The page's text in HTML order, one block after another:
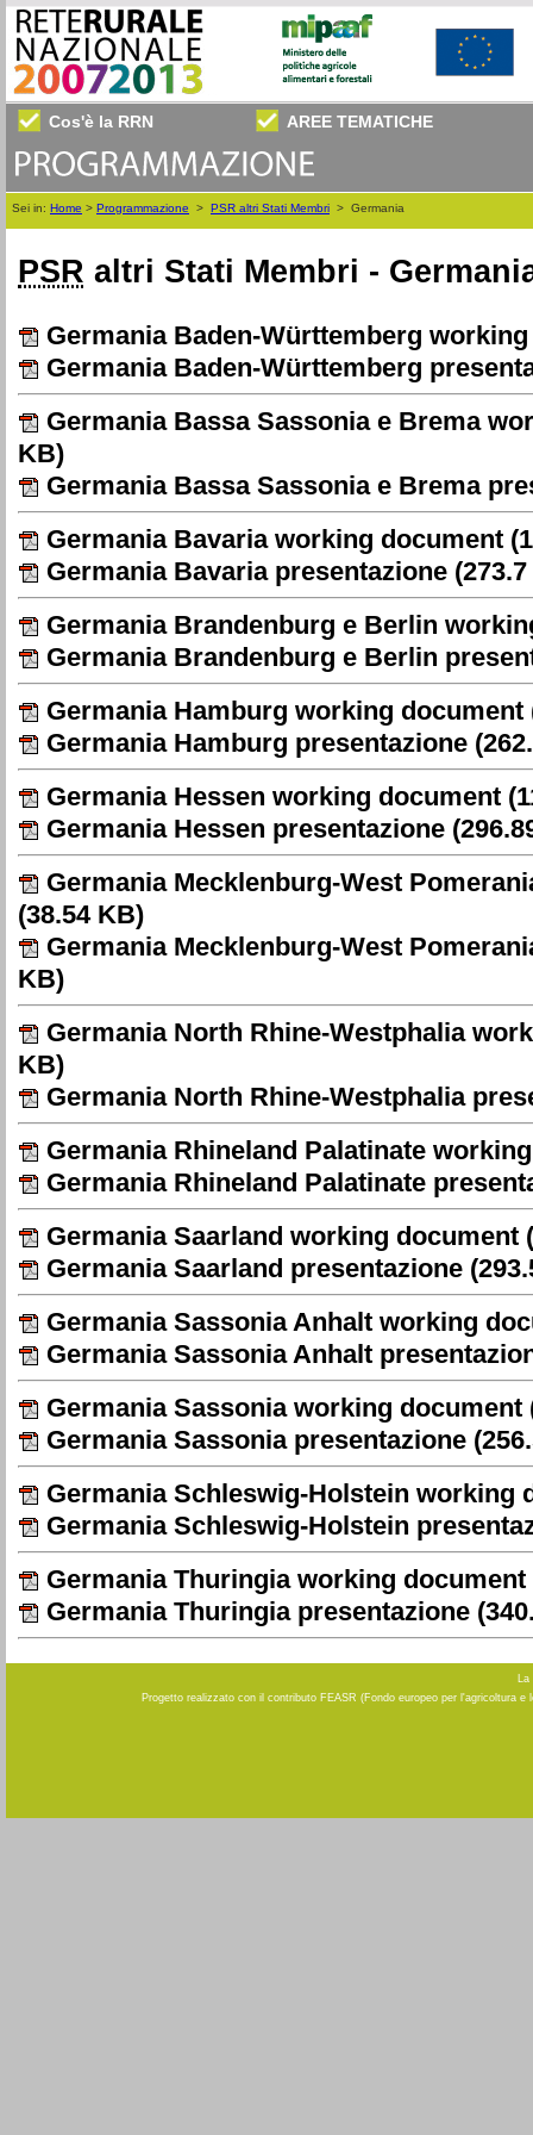
Cos'è la RRN AREE TEMATICHE
Sei in: Home > Programmazione > PSR altri Stati Membri > Germania
PSR altri Stati Membri -
Germania Baden-Württemberg
Germania Baden-Württemberg
Germania Bassa Sassonia e Brema
KB)
Germania Bassa Sassonia e Brema
Germania Bavaria working document
Germania Bavaria presentazione
Germania Brandenburg e Berlin
Germania Brandenburg e Berlin
Germania Hamburg working document
Germania Hamburg presentazione
Germania Hessen working document
Germania Hessen presentazione
Germania Mecklenburg-West
(38.54 KB)
Germania Mecklenburg-West
KB)
Germania North Rhine-Westphalia
KB)
Germania North Rhine-Westphalia
Germania Rhineland Palatinate
Germania Rhineland Palatinate
Germania Saarland working document
Germania Saarland presentazione
Germania Sassonia Anhalt working
Germania Sassonia Anhalt
Germania Sassonia working document
Germania Sassonia presentazione
Germania Schleswig-Holstein working
Germania Schleswig-Holstein
Germania Thuringia working document
Germania Thuringia presentazione
La
Progetto realizzato con il contributo FEASR (Fondo europeo per l'agricoltura